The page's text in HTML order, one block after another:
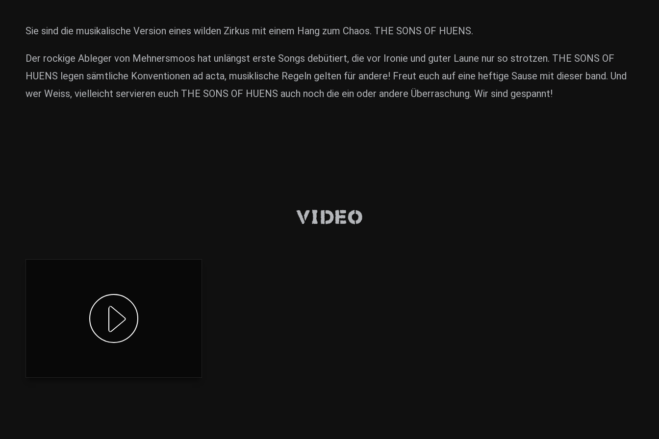
Sie sind die musikalische Version eines wilden Zirkus mit einem Hang zum Chaos. THE SONS OF HUENS.
Der rockige Ableger von Mehnersmoos hat unlängst erste Songs debütiert, die vor Ironie und guter Laune nur so strotzen. THE SONS OF
HUENS legen sämtliche Konventionen ad acta, musiklische Regeln gelten für andere! Freut euch auf eine heftige Sause mit dieser band. Und
wer Weiss, vielleicht servieren euch THE SONS OF HUENS auch noch die ein oder andere Überraschung. Wir sind gespannt!
Video
Video anzeigen